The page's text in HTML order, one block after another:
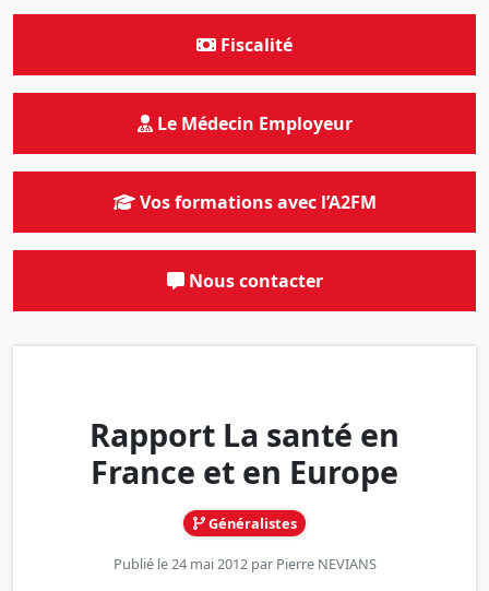
Rapport La santé en
France et en Europe
Généralistes
Publié le 24 mai 2012 par Pierre NEVIANS
Fiscalité
Le Médecin Employeur
Vos formations avec l’A2FM
Nous contacter